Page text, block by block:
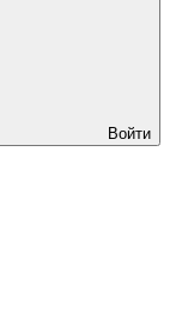
Войти